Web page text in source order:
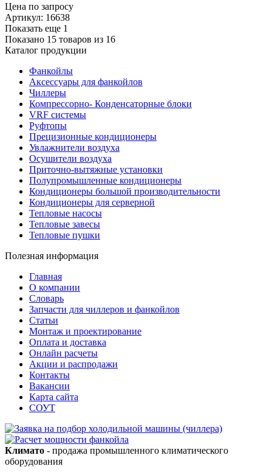
Цена по запросу
Артикул: 16638
Показать еще 1
Показано 15 товаров из 16
Каталог продукции
Фанкойлы
Аксессуары для фанкойлов
Чиллеры
Компрессорно- Конденсаторные блоки
VRF системы
Руфтопы
Прецизионные кондиционеры
Увлажнители воздуха
Осушители воздуха
Приточно-вытяжные установки
Полупромышленные кондиционеры
Кондиционеры большой производительности
Кондиционеры для серверной
Тепловые насосы
Тепловые завесы
Тепловые пушки
Полезная информация
Главная
О компании
Словарь
Запчасти для чиллеров и фанкойлов
Статьи
Монтаж и проектирование
Оплата и доставка
Онлайн расчеты
Акции и распродажи
Контакты
Вакансии
Карта сайта
СОУТ
Климато - продажа промышленного климатического
оборудования